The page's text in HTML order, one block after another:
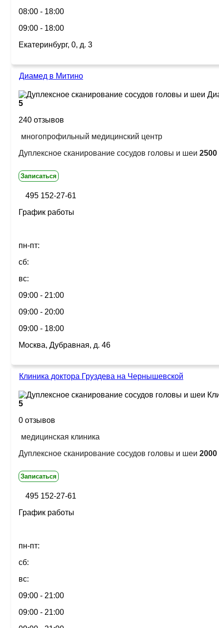
08:00 - 18:00
09:00 - 18:00
Екатеринбург, 0, д. 3
Диамед в Митино
5
240 отзывов
многопрофильный медицинский центр
Дуплексное сканирование сосудов головы и шеи 2500
Записаться
495 152-27-61
График работы
пн-пт:
сб:
вс:
09:00 - 21:00
09:00 - 20:00
09:00 - 18:00
Москва, Дубравная, д. 46
Клиника доктора Груздева на Чернышевской
5
0 отзывов
медицинская клиника
Дуплексное сканирование сосудов головы и шеи 2000
Записаться
495 152-27-61
График работы
пн-пт:
сб:
вс:
09:00 - 21:00
09:00 - 21:00